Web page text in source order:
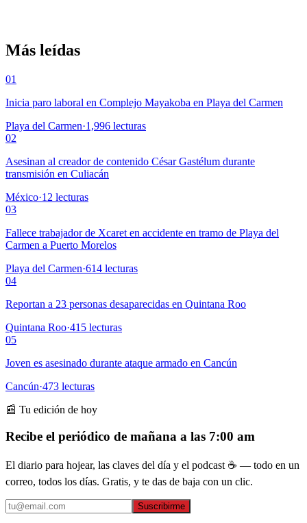
Más leídas
01
Inicia paro laboral en Complejo Mayakoba en Playa del Carmen
Playa del Carmen·1,996 lecturas
02
Asesinan al creador de contenido César Gastélum durante
transmisión en Culiacán
México·12 lecturas
03
Fallece trabajador de Xcaret en accidente en tramo de Playa del
Carmen a Puerto Morelos
Playa del Carmen·614 lecturas
04
Reportan a 23 personas desaparecidas en Quintana Roo
Quintana Roo·415 lecturas
05
Joven es asesinado durante ataque armado en Cancún
Cancún·473 lecturas
📰 Tu edición de hoy
Recibe el periódico de mañana a las 7:00 am
El diario para hojear, las claves del día y el podcast ☕ — todo en un
correo, todos los días. Gratis, y te das de baja con un clic.
Suscribirme